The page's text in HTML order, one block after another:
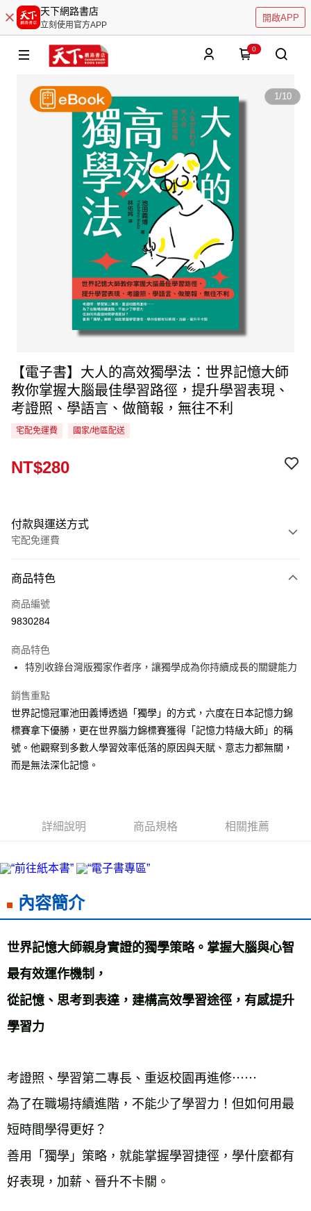
天下網路書店
立刻使用官方APP
開啟APP
0
1/10
【電子書】大人的高效獨學法：世界記憶大師
教你掌握大腦最佳學習路徑，提升學習表現、
考證照、學語言、做簡報，無往不利
宅配免運費 國家/地區配送
NT$280
付款與運送方式
宅配免運費
信用卡一次付款
LINE Pay
街口支付
悠遊付
ATM付款
運送方式
宅配
數位商品離島免運
離島宅配
海外叢書運費 查看運費
雜誌海外運費
數位商品海外免運 查看運費
商品特色
商品編號
9830284
商品特色
特別收錄台灣版獨家作者序，讓獨學成為你持續成長的關鍵能力
銷售重點
世界記憶冠軍池田義博透過「獨學」的方式，六度在日本記憶力錦
標賽拿下優勝，更在世界腦力錦標賽獲得「記憶力特級大師」的稱
號。他觀察到多數人學習效率低落的原因與天賦、意志力都無關，
而是無法深化記憶。
詳細說明 商品規格 相關推薦
內容簡介
世界記憶大師親身實證的獨學策略。掌握大腦與心智
最有效運作機制，
從記憶、思考到表達，建構高效學習途徑，有感提升
學習力
考證照、學習第二專長、重返校園再進修⋯⋯
為了在職場持續進階，不能少了學習力！但如何用最
短時間學得更好？
善用「獨學」策略，就能掌握學習捷徑，學什麼都有
好表現，加薪、晉升不卡關。